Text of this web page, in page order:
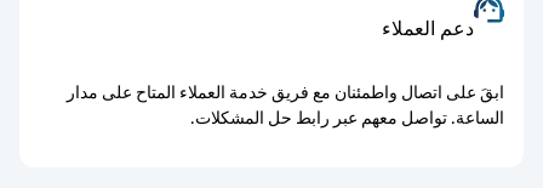
دعم العملاء
ابقَ على اتصال واطمئنان مع فريق خدمة العملاء المتاح على مدار
الساعة. تواصل معهم عبر رابط حل المشكلات.